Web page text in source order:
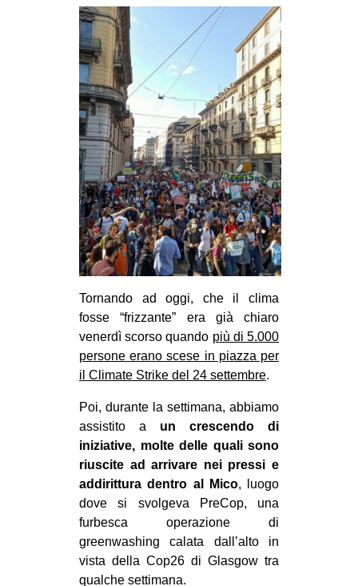
Tornando ad oggi, che il clima
fosse “frizzante” era già chiaro
venerdì scorso quando più di 5.000
persone erano scese in piazza per
il Climate Strike del 24 settembre.
Poi, durante la settimana, abbiamo
assistito a un crescendo di
iniziative, molte delle quali sono
riuscite ad arrivare nei pressi e
addirittura dentro al Mico, luogo
dove si svolgeva PreCop, una
furbesca operazione di
greenwashing calata dall’alto in
vista della Cop26 di Glasgow tra
qualche settimana.